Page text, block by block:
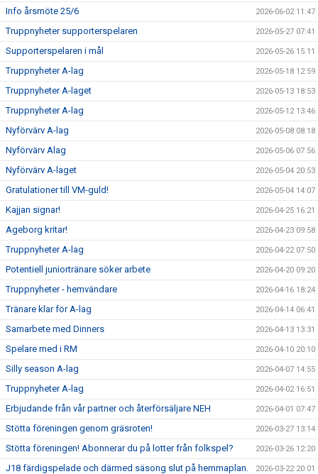
Info årsmöte 25/6 2026-06-02 11:47
Truppnyheter supporterspelaren 2026-05-27 07:41
Supporterspelaren i mål 2026-05-26 15:11
Truppnyheter A-lag 2026-05-18 12:59
Truppnyheter A-laget 2026-05-13 18:53
Truppnyheter A-lag 2026-05-12 13:46
Nyförvärv A-lag 2026-05-08 08:18
Nyförvärv Alag 2026-05-06 07:56
Nyförvärv A-laget 2026-05-04 20:53
Gratulationer till VM-guld! 2026-05-04 14:07
Kajjan signar! 2026-04-25 16:21
Ageborg kritar! 2026-04-23 09:58
Truppnyheter A-lag 2026-04-22 07:50
Potentiell juniortränare söker arbete 2026-04-20 09:20
Truppnyheter - hemvändare 2026-04-16 18:24
Tränare klar för A-lag 2026-04-14 06:41
Samarbete med Dinners 2026-04-13 13:31
Spelare med i RM 2026-04-10 20:10
Silly season A-lag 2026-04-07 14:55
Truppnyheter A-lag 2026-04-02 16:51
Erbjudande från vår partner och återförsäljare NEH 2026-04-01 07:47
Stötta föreningen genom gräsroten! 2026-03-27 13:14
Stötta föreningen! Abonnerar du på lotter från folkspel? 2026-03-26 12:20
J18 färdigspelade och därmed säsong slut på hemmaplan. 2026-03-22 20:01